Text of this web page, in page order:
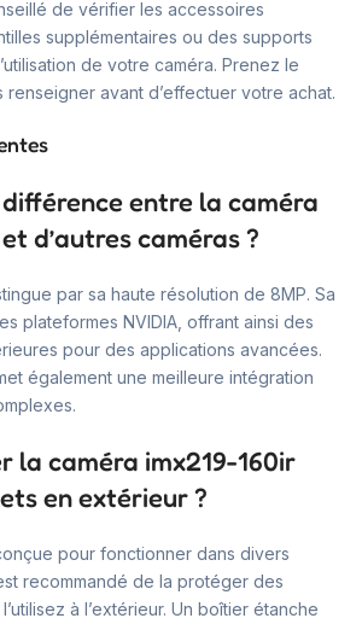
de vérifier les accessoires
supplémentaires ou des supports
de votre caméra. Prenez le
avant d’effectuer votre achat.
entre la caméra
d’autres caméras ?
par sa haute résolution de 8MP. Sa
plateformes NVIDIA, offrant ainsi des
pour des applications avancées.
également une meilleure intégration
la caméra imx219-160ir
en extérieur ?
pour fonctionner dans divers
recommandé de la protéger des
à l’extérieur. Un boîtier étanche